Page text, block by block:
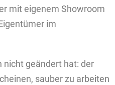
mit eigenem Showroom
im
nicht geändert hat: der
sauber zu arbeiten